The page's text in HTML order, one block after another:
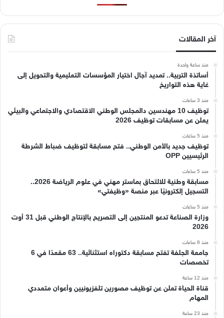
آخر المقالات
منذ ساعة واحدة
أساتذة التربية.. تمديد آجال اختيار المؤسسات التعليمية والتحويل إلى
غاية هذه التواريخ
منذ 3 ساعات
توظيف 10 مهندسين دالمجلس الوطني الاقتصادي والاجتماعي والبيئي
يعلن عن مسابقات توظيف 2026
منذ 5 ساعات
توظيف جديد بالأمن الوطني.. فتح مسابقة لتوظيف ضباط الشرطة
الرئيسيين OPP
منذ 5 ساعات
مسابقة وطنية للالتحاق بماستر مهني في علوم الرياضة 2026..
التسجيل إلكترونيًا عبر منصة «وظيفتي»
منذ 5 ساعات
وزارة الصناعة تدعو المنتجين إلى التصريح بالإنتاج الوطني قبل 31 أوت
2026
منذ 8 ساعات
جامعة الجلفة تفتح مسابقة دكتوراه استثنائية.. 63 مقعدًا في 6
تخصصات
منذ 12 ساعة
قناة الحياة تعلن عن توظيف مصورين تلفزيونيين وأعوان متعددي
المهام
منذ 23 ساعة